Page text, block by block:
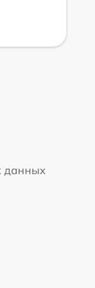
данных